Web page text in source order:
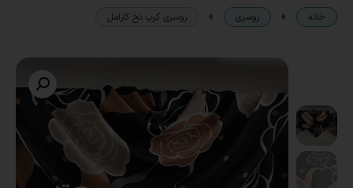
خانه » روسری » روسری کرپ نخ کارامل